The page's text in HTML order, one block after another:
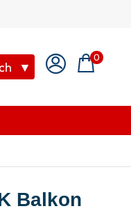
▼
0
Balkon